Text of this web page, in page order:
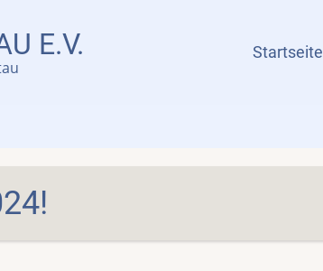
E.V. Menü
Startseite